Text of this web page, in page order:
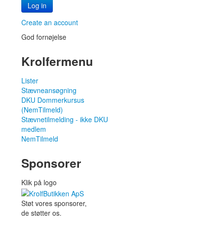
Log in
Create an account
God fornøjelse
Krolfermenu
Lister
Stævneansøgning
DKU Dommerkursus
(NemTilmeld)
Stævnetilmelding - ikke DKU
medlem
NemTilmeld
Sponsorer
Klik på logo
Støt vores sponsorer,
de støtter os.